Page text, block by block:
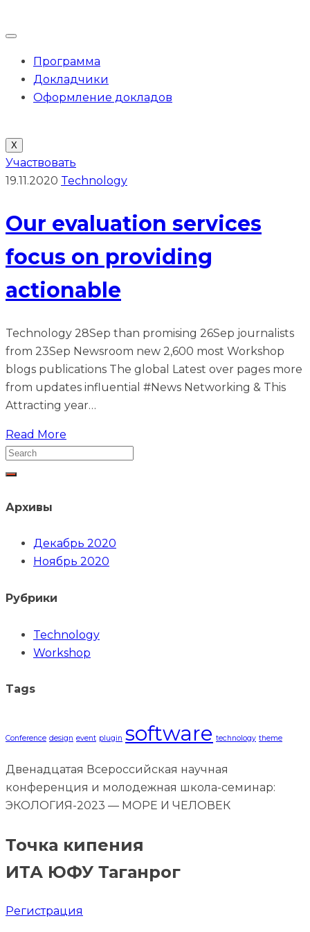
Программа
Докладчики
Оформление докладов
X
Участвовать
19.11.2020 Technology
Our evaluation services
focus on providing
actionable
Technology 28Sep than promising 26Sep journalists
from 23Sep Newsroom new 2,600 most Workshop
blogs publications The global Latest over pages more
from updates influential #News Networking & This
Attracting year…
Read More
Архивы
Декабрь 2020
Ноябрь 2020
Рубрики
Technology
Workshop
Tags
Conference design event plugin software technology theme
Двенадцатая Всероссийская научная
конференция и молодежная школа-семинар:
ЭКОЛОГИЯ-2023 — МОРЕ И ЧЕЛОВЕК
Точка кипения
ИТА ЮФУ Таганрог
Регистрация